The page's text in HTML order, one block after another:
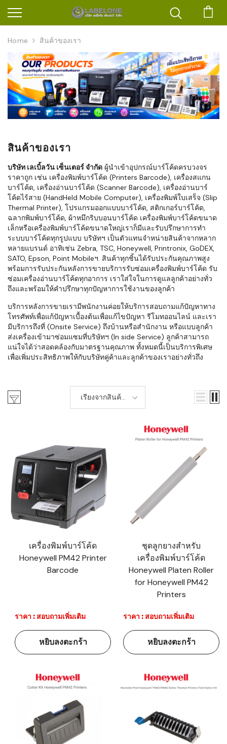
Home สินค้าของเรา
สินค้าของเรา
บริษัท เลเบิ้ลวัน เซ็นเตอร์ จำกัด ผู้นำเข้าอุปกรณ์บาร์โค้ดครบวงจร
ราคาถูก เช่น เครื่องพิมพ์บาร์โค้ด (Printers Barcode), เครื่องสแกน
บาร์โค้ด, เครื่องอ่านบาร์โค้ด (Scanner Barcode), เครื่องอ่านบาร์
โค้ดไร้สาย (HandHeld Mobile Computer), เครื่องพิมพ์ใบเสร็จ (Slip
Thermal Printer), โปรแกรมออกแบบบาร์โค้ด, สติกเกอร์บาร์โค้ด,
ฉลากพิมพ์บาร์โค้ด, ผ้าหมึกริบบอนบาร์โค้ด เครื่องพิมพ์บาร์โค้ดขนาด
เล็กหรือเครื่องพิมพ์บาร์โค้ดขนาดใหญ่เราก็มีและรับปรึกษาการทำ
ระบบบาร์โค้ดทุกรูปแบบ บริษัทฯ เป็นตัวแทนจำหน่ายสินค้าจากหลาก
หลายแบรนด์ อาทิเช่น Zebra, TSC, Honeywell, Printronix, GoDEX,
SATO, Epson, Point Mobileฯ. สินค้าทุกชิ้นได้รับประกันคุณภาพสูง
พร้อมการรับประกันหลังการขายบริการรับซ่อมเครื่องพิมพ์บาร์โค้ด รับ
ซ่อมเครื่องอ่านบาร์โค้ดทุกอาการ เราใส่ใจในการดูแลลูกค้าอย่างทั่ว
ถึงและพร้อมให้คำปรึกษาทุกปัญหาการใช้งานของลูกค้า
บริการหลังการขายเรามีพนักงานค่อยให้บริการสอบถามแก้ปัญหาทาง
โทรศัพท์เพื่อแก้ปัญหาเบื้องต้นเพื่อแก้ไขปัญหา รีโมทออนไลน์ และเรา
มีบริการถึงที่ (Onsite Service) ถึงบ้านหรือสำนักงาน หรือแบบลูกค้า
ส่งเครื่องเข้ามาซ่อมแซมที่บริษัทฯ (In side Service) ลูกค้าสามารถ
แน่ใจได้ว่าสอดคล้องกับมาตรฐานคุณภาพ ทั้งหมดนี้เป็นบริการพิเศษ
เพื่อเพิ่มประสิทธิภาพให้กับบริษัทคู่ค้าและลูกค้าของเราอย่างทั่วถึง
เรียงจากสินค้า
ใหม่-เก่า
เครื่องพิมพ์บาร์โค้ด
Honeywell PM42 Printer
Barcode
ราคา : สอบถามเพิ่มเติม
หยิบลงตะกร้า
ชุดลูกยางสำหรับ
เครื่องพิมพ์บาร์โค้ด
Honeywell Platen Roller
for Honeywell PM42
Printers
ราคา : สอบถามเพิ่มเติม
หยิบลงตะกร้า